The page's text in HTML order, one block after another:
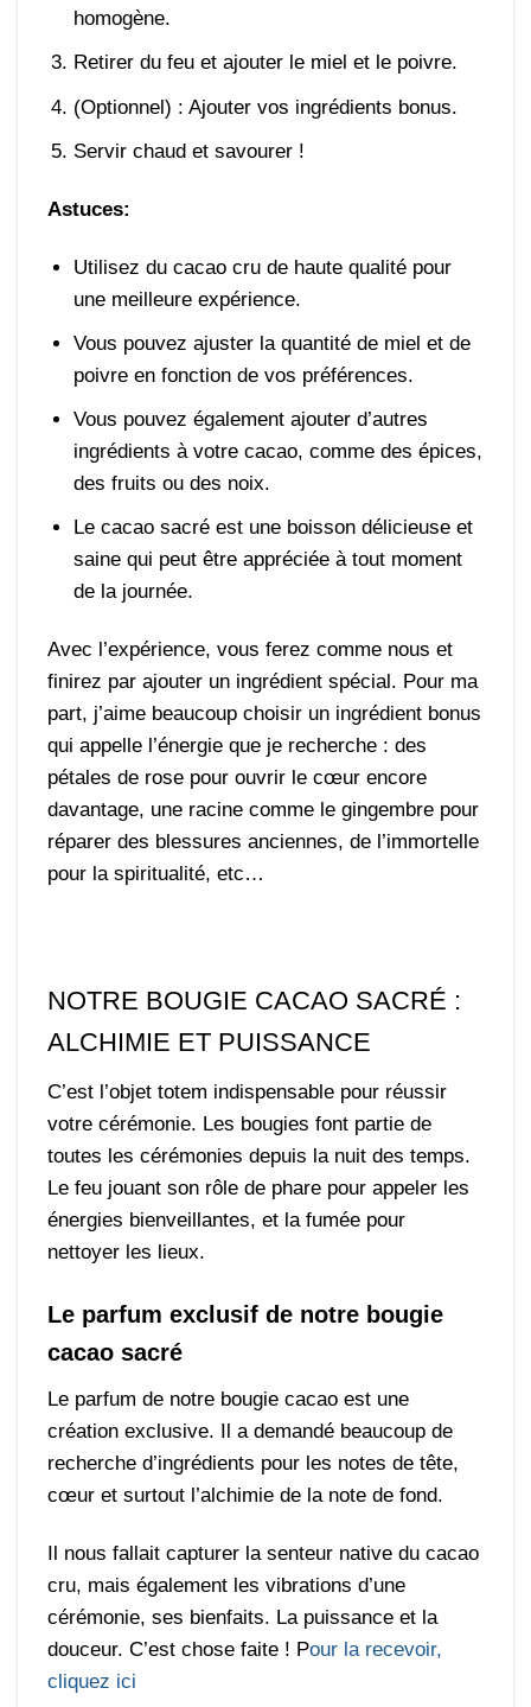
homogène.
Retirer du feu et ajouter le miel et le poivre.
(Optionnel) : Ajouter vos ingrédients bonus.
Servir chaud et savourer !
Astuces:
Utilisez du cacao cru de haute qualité pour
une meilleure expérience.
Vous pouvez ajuster la quantité de miel et de
poivre en fonction de vos préférences.
Vous pouvez également ajouter d’autres
ingrédients à votre cacao, comme des épices,
des fruits ou des noix.
Le cacao sacré est une boisson délicieuse et
saine qui peut être appréciée à tout moment
de la journée.
Avec l’expérience, vous ferez comme nous et
finirez par ajouter un ingrédient spécial. Pour ma
part, j’aime beaucoup choisir un ingrédient bonus
qui appelle l’énergie que je recherche : des
pétales de rose pour ouvrir le cœur encore
davantage, une racine comme le gingembre pour
réparer des blessures anciennes, de l’immortelle
pour la spiritualité, etc…
NOTRE BOUGIE CACAO SACRÉ :
ALCHIMIE ET PUISSANCE
C’est l’objet totem indispensable pour réussir
votre cérémonie. Les bougies font partie de
toutes les cérémonies depuis la nuit des temps.
Le feu jouant son rôle de phare pour appeler les
énergies bienveillantes, et la fumée pour
nettoyer les lieux.
Le parfum exclusif de notre bougie
cacao sacré
Le parfum de notre bougie cacao est une
création exclusive. Il a demandé beaucoup de
recherche d’ingrédients pour les notes de tête,
cœur et surtout l’alchimie de la note de fond.
Il nous fallait capturer la senteur native du cacao
cru, mais également les vibrations d’une
cérémonie, ses bienfaits. La puissance et la
douceur. C’est chose faite ! Pour la recevoir,
cliquez ici